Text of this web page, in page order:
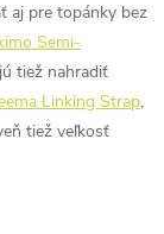
aj pre topánky bez
Semi-
tiež nahradiť
Linking Strap,
tiež veľkosť